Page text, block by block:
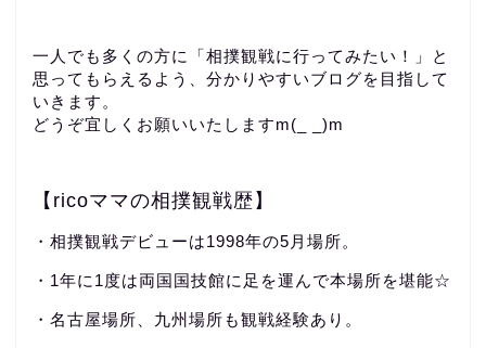
一人でも多くの方に「相撲観戦に行ってみたい！」と
思ってもらえるよう、分かりやすいブログを目指して
いきます。
どうぞ宜しくお願いいたしますm(_ _)m
【ricoママの相撲観戦歴】
・相撲観戦デビューは1998年の5月場所。
・1年に1度は両国国技館に足を運んで本場所を堪能☆
・名古屋場所、九州場所も観戦経験あり。